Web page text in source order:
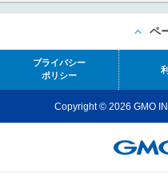
ペ
プライバシー
ポリシー
Copyright © 2026 GMO